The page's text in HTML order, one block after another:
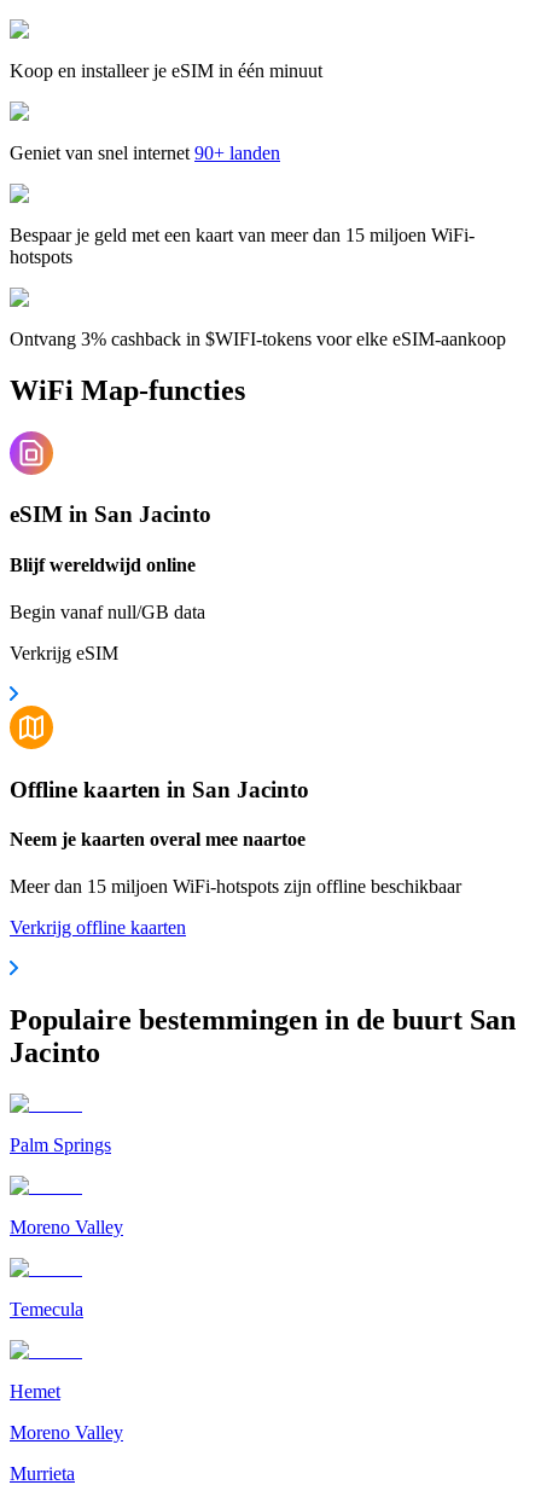
Koop en installeer je eSIM in één minuut
Geniet van snel internet 90+ landen
Bespaar je geld met een kaart van meer dan 15 miljoen WiFi-
hotspots
Ontvang 3% cashback in $WIFI-tokens voor elke eSIM-aankoop
WiFi Map-functies
eSIM in San Jacinto
Blijf wereldwijd online
Begin vanaf null/GB data
Verkrijg eSIM
Offline kaarten in San Jacinto
Neem je kaarten overal mee naartoe
Meer dan 15 miljoen WiFi-hotspots zijn offline beschikbaar
Verkrijg offline kaarten
Populaire bestemmingen in de buurt San
Jacinto
Palm Springs
Moreno Valley
Temecula
Hemet
Moreno Valley
Murrieta